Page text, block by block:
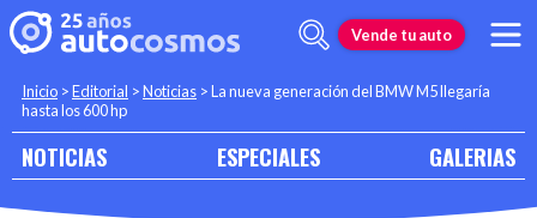
Vende tu auto
Inicio >Editorial >Noticias >La nueva generación del BMW M5 llegaría
hasta los 600 hp
NOTICIAS ESPECIALES GALERIAS